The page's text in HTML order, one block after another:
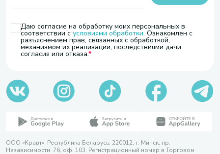
Даю согласие на обработку моих персональных в
соответствии с условиями обработки. Ознакомлен с
разъяснением прав, связанных с обработкой,
механизмом их реализации, последствиями дачи
согласия или отказа.
ООО «Кравт». Республика Беларусь, 220012, г. Минск, пр.
Независимости, 76, оф. 103. Регистрационный номер в Торговом